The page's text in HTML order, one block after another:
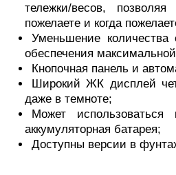
тележки/весов,
пожелаете и когда
Уменьшение
обеспечения
Кнопочная панель и
Широкий ЖК дисплей
даже в темноте;
Может
аккумуляторная батарея;
Доступны версии в